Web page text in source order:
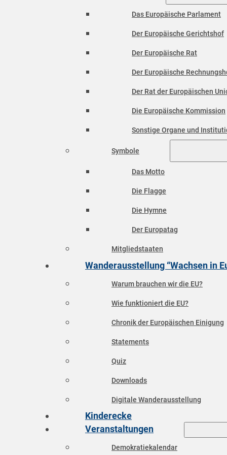
Das Europäische Parlament
Der Europäische Gerichtshof
Der Europäische Rat
Der Europäische
Der Rat der Europäischen
Die Europäische Kommission
Sonstige Organe und
Symbole
Das Motto
Die Flagge
Die Hymne
Der Europatag
Mitgliedstaaten
Wanderausstellung “Wachsen in
Warum brauchen wir die EU?
Wie funktioniert die EU?
Chronik der Europäischen Einigung
Statements
Quiz
Downloads
Digitale Wanderausstellung
Kinderecke
Veranstaltungen
Demokratiekalendar